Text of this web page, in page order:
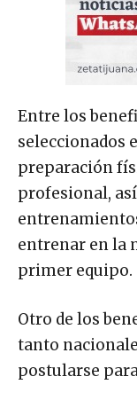
Entre los
seleccionados
preparación
profesional,
entrenar en la
primer equipo.
Otro de los
tanto
postularse